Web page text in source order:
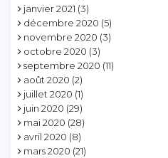
janvier 2021 (3)
décembre 2020 (5)
novembre 2020 (3)
octobre 2020 (3)
septembre 2020 (11)
août 2020 (2)
juillet 2020 (1)
juin 2020 (29)
mai 2020 (28)
avril 2020 (8)
mars 2020 (21)